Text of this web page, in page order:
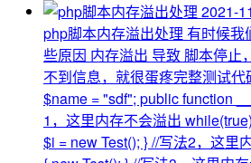
2021-
php脚本内存溢出处理 有时候我
些原因 内存溢出 导致 脚本停止
不到信息，就很蛋疼完整测试
$name = "sdf"; public function
1，这里内存不会溢出
$i = new Test(); } //写法2，这里